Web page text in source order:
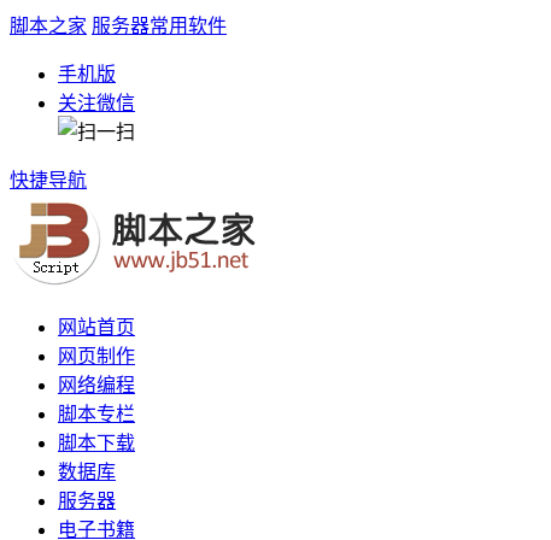
脚本之家 服务器常用软件
手机版
关注微信
快捷导航
网站首页
网页制作
网络编程
脚本专栏
脚本下载
数据库
服务器
电子书籍